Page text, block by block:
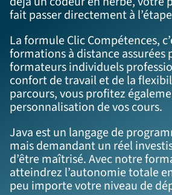
fait passer directement à
La formule Clic Compétences,
formations à distance assurées
formateurs individuels
confort de travail et de la
parcours, vous profitez
personnalisation de vos cours.
Java est un langage de
mais demandant un réel
d’être maîtrisé. Avec notre
atteindrez l’autonomie totale
peu importe votre niveau de